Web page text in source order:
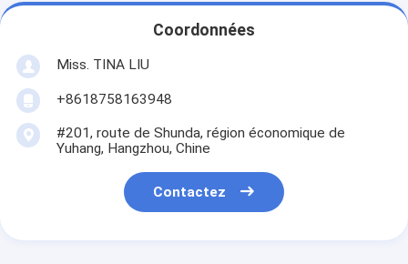
Coordonnées
Miss. TINA LIU
+8618758163948
#201, route de Shunda, région économique de
Yuhang, Hangzhou, Chine
Contactez